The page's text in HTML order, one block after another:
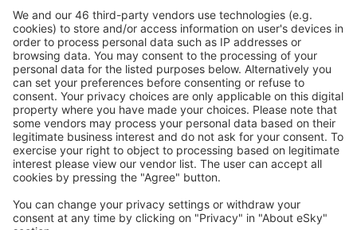
Sicher planen
Buchen ohne Sorgen mit einer kostenlosen
Stornierungsoption.
Mehr sparen
Attraktive Preise und Spezialangebote für eingeloggte
Benutzer.
Unterkünfte, die Sie mögen
Wählen Sie aus über 1,3 Millionen Unterkünften: Hotels,